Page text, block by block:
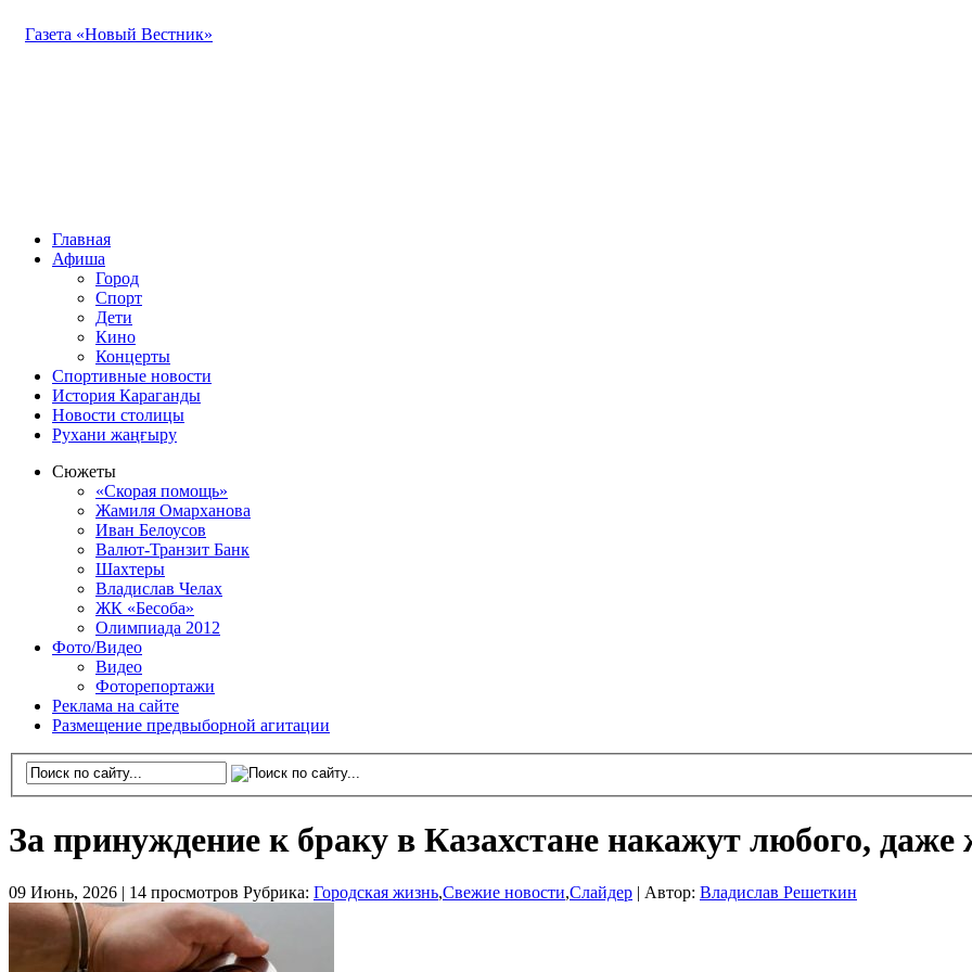
Газета «Новый Вестник»
Главная
Афиша
Город
Спорт
Дети
Кино
Концерты
Спортивные новости
История Караганды
Новости столицы
Рухани жаңғыру
Сюжеты
«Скорая помощь»
Жамиля Омарханова
Иван Белоусов
Валют-Транзит Банк
Шахтеры
Владислав Челах
ЖК «Бесоба»
Олимпиада 2012
Фото/Видео
Видео
Фоторепортажи
Реклама на сайте
Размещение предвыборной агитации
За принуждение к браку в Казахстане накажут любого,
09 Июнь, 2026 | 14 просмотров Рубрика: Городская жизнь,Свежие новости,Слайдер Автор: Владислав Решеткин